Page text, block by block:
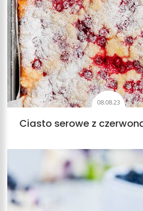
08.08.23
Ciasto serowe z